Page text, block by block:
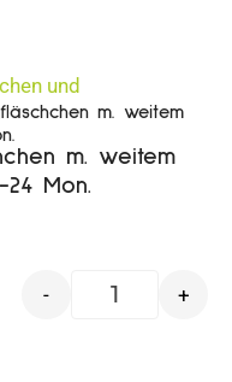
und
m. weitem
m. weitem
Mon.
- +